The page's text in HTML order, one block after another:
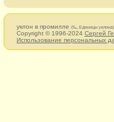
уклон в промилле (‰, Единицы уклона)
Copyright © 1996-2024 Сергей
Использование персональных